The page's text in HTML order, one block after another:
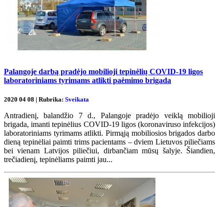
Palangoje darbą pradėjo mobilioji tepinėlių COVID-19 ligos
laboratoriniams tyrimams atlikti paėmimo brigada
2020 04 08 | Rubrika: Sveikata
Antradienį, balandžio 7 d., Palangoje pradėjo veiklą mobilioji
brigada, imanti tepinėlius COVID-19 ligos (koronaviruso infekcijos)
laboratoriniams tyrimams atlikti. Pirmąją mobiliosios brigados darbo
dieną tepinėliai paimti trims pacientams – dviem Lietuvos piliečiams
bei vienam Latvijos piliečiui, dirbančiam mūsų šalyje. Šiandien,
trečiadienį, tepinėliams paimti jau...